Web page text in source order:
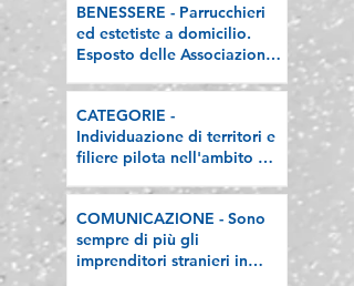
BENESSERE - Parrucchieri
ed estetiste a domicilio.
Esposto delle Associazioni
regole valgano per tutti"
CATEGORIE -
Individuazione di territori e
filiere pilota nell'ambito del
Ecodesign etico e
valorizzazione delle filiere
artigiane"
COMUNICAZIONE - Sono
sempre di più gli
imprenditori stranieri in